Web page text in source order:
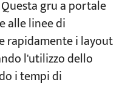
gru a portale
alle linee di
rapidamente i layout
l'utilizzo dello
i tempi di